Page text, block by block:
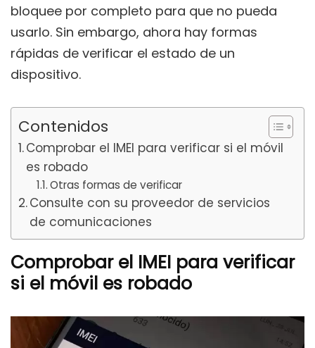
bloquee por completo para que no pueda
usarlo. Sin embargo, ahora hay formas
rápidas de verificar el estado de un
dispositivo.
Contenidos
Comprobar el IMEI para verificar si el móvil
es robado
Otras formas de verificar
Consulte con su proveedor de servicios
de comunicaciones
Comprobar el IMEI para verificar
si el móvil es robado